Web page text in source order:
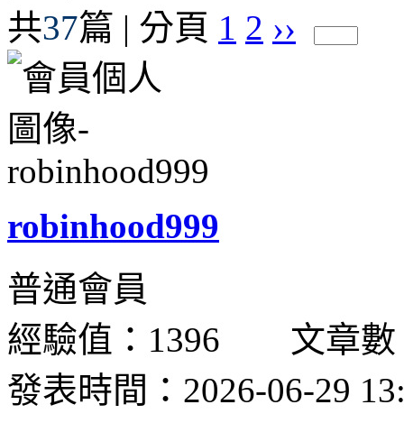
共37篇 | 分頁 1 2 ››
robinhood999
普通會員
經驗值：1396 文章數
發表時間：2026-06-29